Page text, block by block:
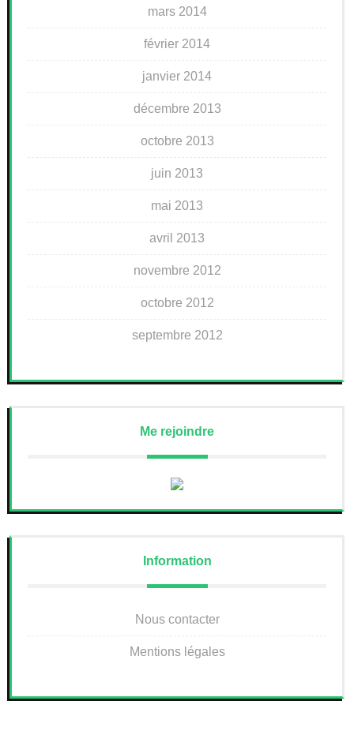
mars 2014
février 2014
janvier 2014
décembre 2013
octobre 2013
juin 2013
mai 2013
avril 2013
novembre 2012
octobre 2012
septembre 2012
Me rejoindre
Information
Nous contacter
Mentions légales